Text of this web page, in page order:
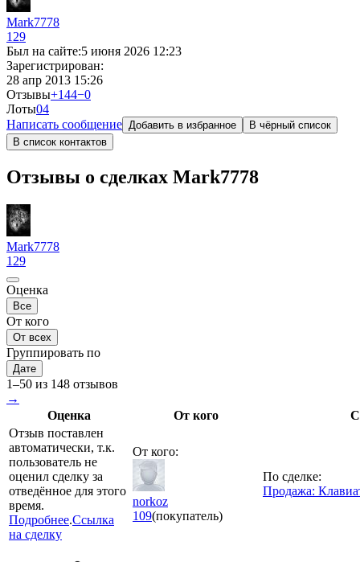
Mark7778
129
Был на сайте:5 июня 2026 12:23
Зарегистрирован:
28 апр 2013 15:26
Отзывы+144−0
Лоты04
Написать сообщение Добавить в избранное
В чёрный список
В список контактов
Отзывы о сделках Mark7778
Mark7778
129
Оценка
Все
От кого
От всех
Группировать по
Дате
1–50 из 148 отзывов
→
Оценка
От кого
Отзыв поставлен
автоматически, т.к.
пользователь не
оценил сделку за
отведённое для этого
время.
Подробнее.Ссылка
на сделку
От кого:
norkoz
109(покупатель)
По сделке:
Продажа: